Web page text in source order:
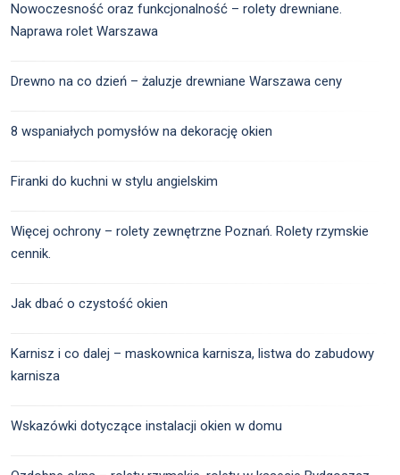
Nowoczesność oraz funkcjonalność – rolety drewniane.
Naprawa rolet Warszawa
Drewno na co dzień – żaluzje drewniane Warszawa ceny
8 wspaniałych pomysłów na dekorację okien
Firanki do kuchni w stylu angielskim
Więcej ochrony – rolety zewnętrzne Poznań. Rolety rzymskie
cennik.
Jak dbać o czystość okien
Karnisz i co dalej – maskownica karnisza, listwa do zabudowy
karnisza
Wskazówki dotyczące instalacji okien w domu